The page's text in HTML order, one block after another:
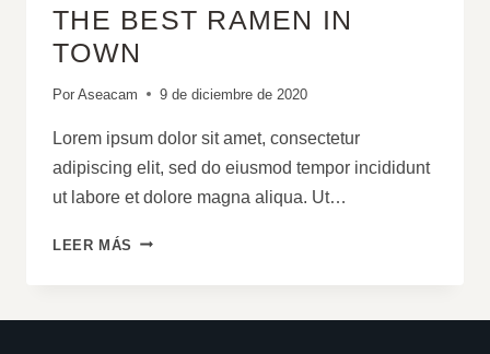
THE BEST RAMEN IN
TOWN
Por Aseacam 9 de diciembre de 2020
Lorem ipsum dolor sit amet, consectetur
adipiscing elit, sed do eiusmod tempor incididunt
ut labore et dolore magna aliqua. Ut…
LEER MÁS THE